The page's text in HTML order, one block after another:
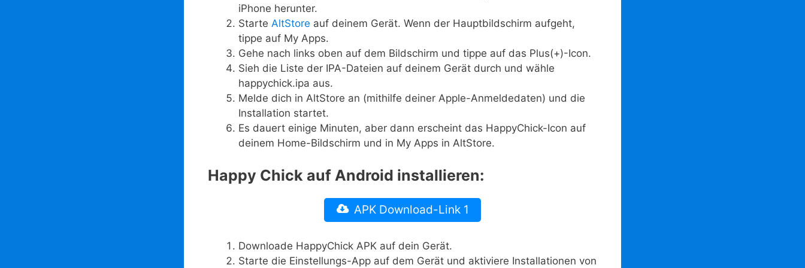
iPhone herunter.
Starte AltStore auf deinem Gerät. Wenn der Hauptbildschirm aufgeht,
tippe auf My Apps.
Gehe nach links oben auf dem Bildschirm und tippe auf das Plus(+)-Icon.
Sieh die Liste der IPA-Dateien auf deinem Gerät durch und wähle
happychick.ipa aus.
Melde dich in AltStore an (mithilfe deiner Apple-Anmeldedaten) und die
Installation startet.
Es dauert einige Minuten, aber dann erscheint das HappyChick-Icon auf
deinem Home-Bildschirm und in My Apps in AltStore.
Happy Chick auf Android installieren:
APK Download-Link 1
Downloade HappyChick APK auf dein Gerät.
Starte die Einstellungs-App auf dem Gerät und aktiviere Installationen von